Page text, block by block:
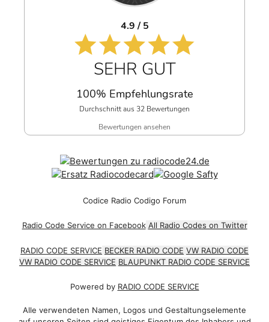
4.9 / 5
SEHR GUT
100% Empfehlungsrate
Durchschnitt aus 32 Bewertungen
Bewertungen ansehen
Codice Radio Codigo Forum
Radio Code Service on Facebook All Radio Codes on Twitter
RADIO CODE SERVICE BECKER RADIO CODE VW RADIO CODE
VW RADIO CODE SERVICE BLAUPUNKT RADIO CODE SERVICE
Powered by RADIO CODE SERVICE
Alle verwendeten Namen, Logos und Gestaltungselemente